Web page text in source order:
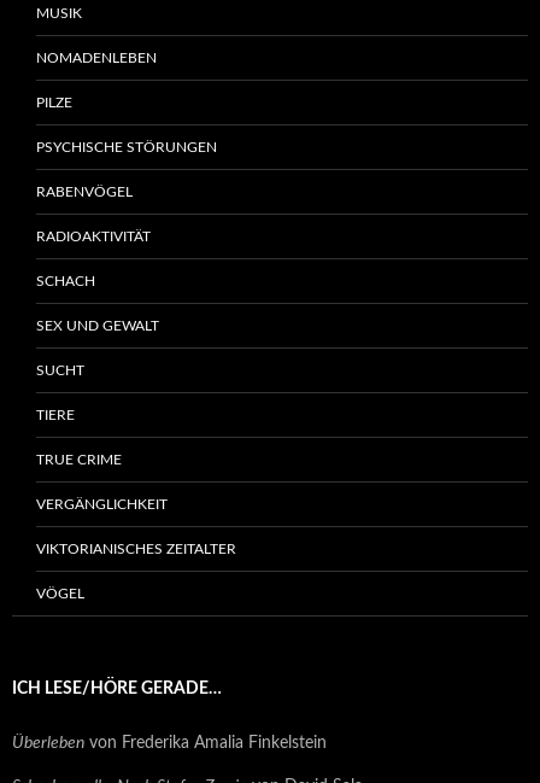
MUSIK
NOMADENLEBEN
PILZE
PSYCHISCHE STÖRUNGEN
RABENVÖGEL
RADIOAKTIVITÄT
SCHACH
SEX UND GEWALT
SUCHT
TIERE
TRUE CRIME
VERGÄNGLICHKEIT
VIKTORIANISCHES ZEITALTER
VÖGEL
ICH LESE/HÖRE GERADE…
Überleben von Frederika Amalia Finkelstein